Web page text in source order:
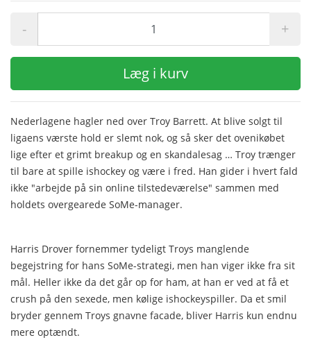
- +
Læg i kurv
Nederlagene hagler ned over Troy Barrett. At blive solgt til
ligaens værste hold er slemt nok, og så sker det ovenikøbet
lige efter et grimt breakup og en skandalesag … Troy trænger
til bare at spille ishockey og være i fred. Han gider i hvert fald
ikke "arbejde på sin online tilstedeværelse" sammen med
holdets overgearede SoMe-manager.
Harris Drover fornemmer tydeligt Troys manglende
begejstring for hans SoMe-strategi, men han viger ikke fra sit
mål. Heller ikke da det går op for ham, at han er ved at få et
crush på den sexede, men kølige ishockeyspiller. Da et smil
bryder gennem Troys gnavne facade, bliver Harris kun endnu
mere optændt.